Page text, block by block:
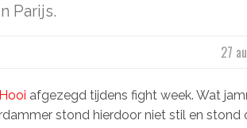
Parijs.
27
Hooi afgezegd tijdens fight week. Wat
stond hierdoor niet stil en stond